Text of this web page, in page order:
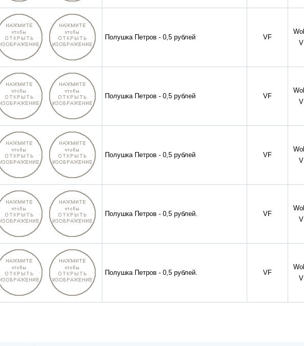
Полушка Петров - 0,5 рублей VF
Полушка Петров - 0,5 рублей VF
Полушка Петров - 0,5 рублей VF
Полушка Петров - 0,5 рублей. VF
Полушка Петров - 0,5 рублей. VF